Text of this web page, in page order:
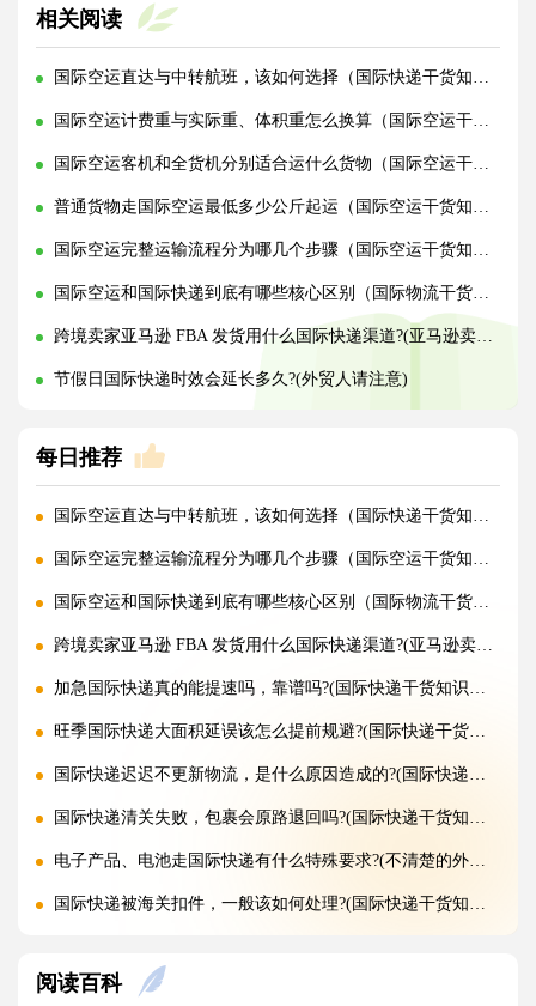
相关阅读
国际空运直达与中转航班，该如何选择（国际快递干货知识分享）
国际空运计费重与实际重、体积重怎么换算（国际空运干货知识分享）
国际空运客机和全货机分别适合运什么货物（国际空运干货知识分享）
普通货物走国际空运最低多少公斤起运（国际空运干货知识分享）
国际空运完整运输流程分为哪几个步骤（国际空运干货知识分享）
国际空运和国际快递到底有哪些核心区别（国际物流干货知识分享）
跨境卖家亚马逊 FBA 发货用什么国际快递渠道?(亚马逊卖家必看篇)
节假日国际快递时效会延长多久?(外贸人请注意)
每日推荐
国际空运直达与中转航班，该如何选择（国际快递干货知识分享）
国际空运完整运输流程分为哪几个步骤（国际空运干货知识分享）
国际空运和国际快递到底有哪些核心区别（国际物流干货知识分享）
跨境卖家亚马逊 FBA 发货用什么国际快递渠道?(亚马逊卖家必看篇)
加急国际快递真的能提速吗，靠谱吗?(国际快递干货知识分享)
旺季国际快递大面积延误该怎么提前规避?(国际快递干货知识分享)
国际快递迟迟不更新物流，是什么原因造成的?(国际快递干货知识分享)
国际快递清关失败，包裹会原路退回吗?(国际快递干货知识分享)
电子产品、电池走国际快递有什么特殊要求?(不清楚的外贸人看过来)
国际快递被海关扣件，一般该如何处理?(国际快递干货知识分享)
不同国家国际快递报价差距为什么这么大?(国际快递干货知识分享)
阅读百科